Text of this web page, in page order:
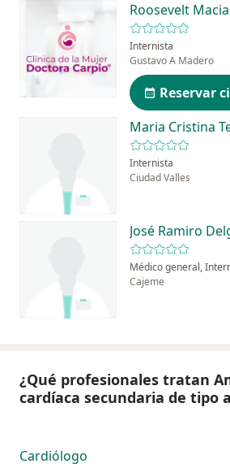
Roosevelt
Internista
Gustavo A Madero
Reservar
Maria Cristina
Internista
Ciudad Valles
José Ramiro
Médico general,
Cajeme
¿Qué profesionales tratan
cardíaca secundaria de tipo
Cardiólogo